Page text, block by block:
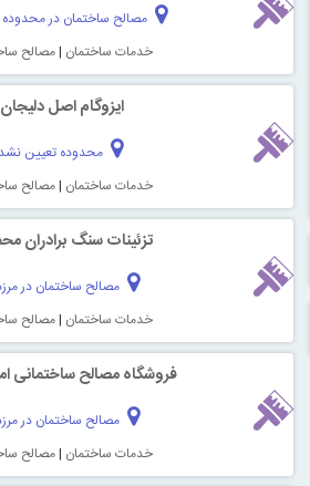
مصالح ساختمان در محدوده نامشخص
خدمات ساختمان|مصالح ساختمان
ایزوگام اصل دلیجان
محدوده تعیین نشده
خدمات ساختمان|مصالح ساختمان
تزئینات سنگ برادران محمدی
مصالح ساختمان در مرزداران
خدمات ساختمان|مصالح ساختمان
فروشگاه مصالح ساختمانی امیرحسین
مصالح ساختمان در مرزداران
خدمات ساختمان|مصالح ساختمان